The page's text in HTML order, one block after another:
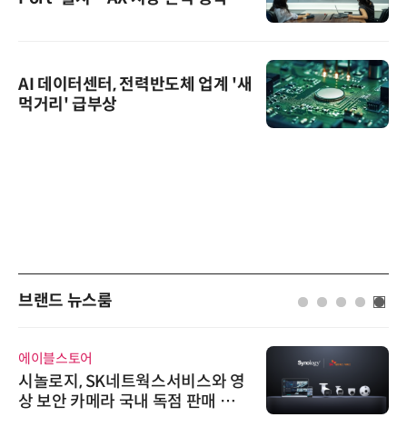
AI 데이터센터, 전력반도체 업계 '새
먹거리' 급부상
브랜드 뉴스룸
에이블스토어
시놀로지, SK네트웍스서비스와 영
상 보안 카메라 국내 독점 판매 파